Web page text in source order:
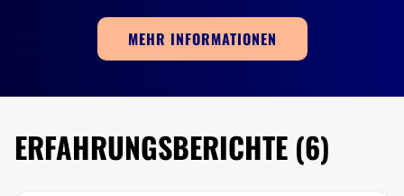
Fettabsaugen ohne OP
Mikropigmentation
Lymphdrainage
MEHR INFORMATIONEN
ERFAHRUNGSBERICHTE (6)